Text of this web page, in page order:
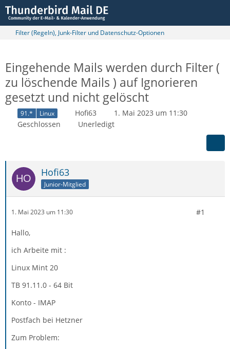
Filter (Regeln), Junk-Filter und Datenschutz-Optionen
Eingehende Mails werden durch Filter (
zu löschende Mails ) auf Ignorieren
gesetzt und nicht gelöscht
91.* Linux Hofi63
1. Mai 2023 um 11:30
Geschlossen
Unerledigt
Hofi63
Junior-Mitglied
1. Mai 2023 um 11:30 #1
Hallo,
ich Arbeite mit :
Linux Mint 20
TB 91.11.0 - 64 Bit
Konto - IMAP
Postfach bei Hetzner
Zum Problem: